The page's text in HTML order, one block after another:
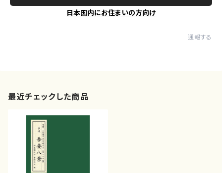
日本国内にお住まいの方向け
通報する
最近チェックした商品